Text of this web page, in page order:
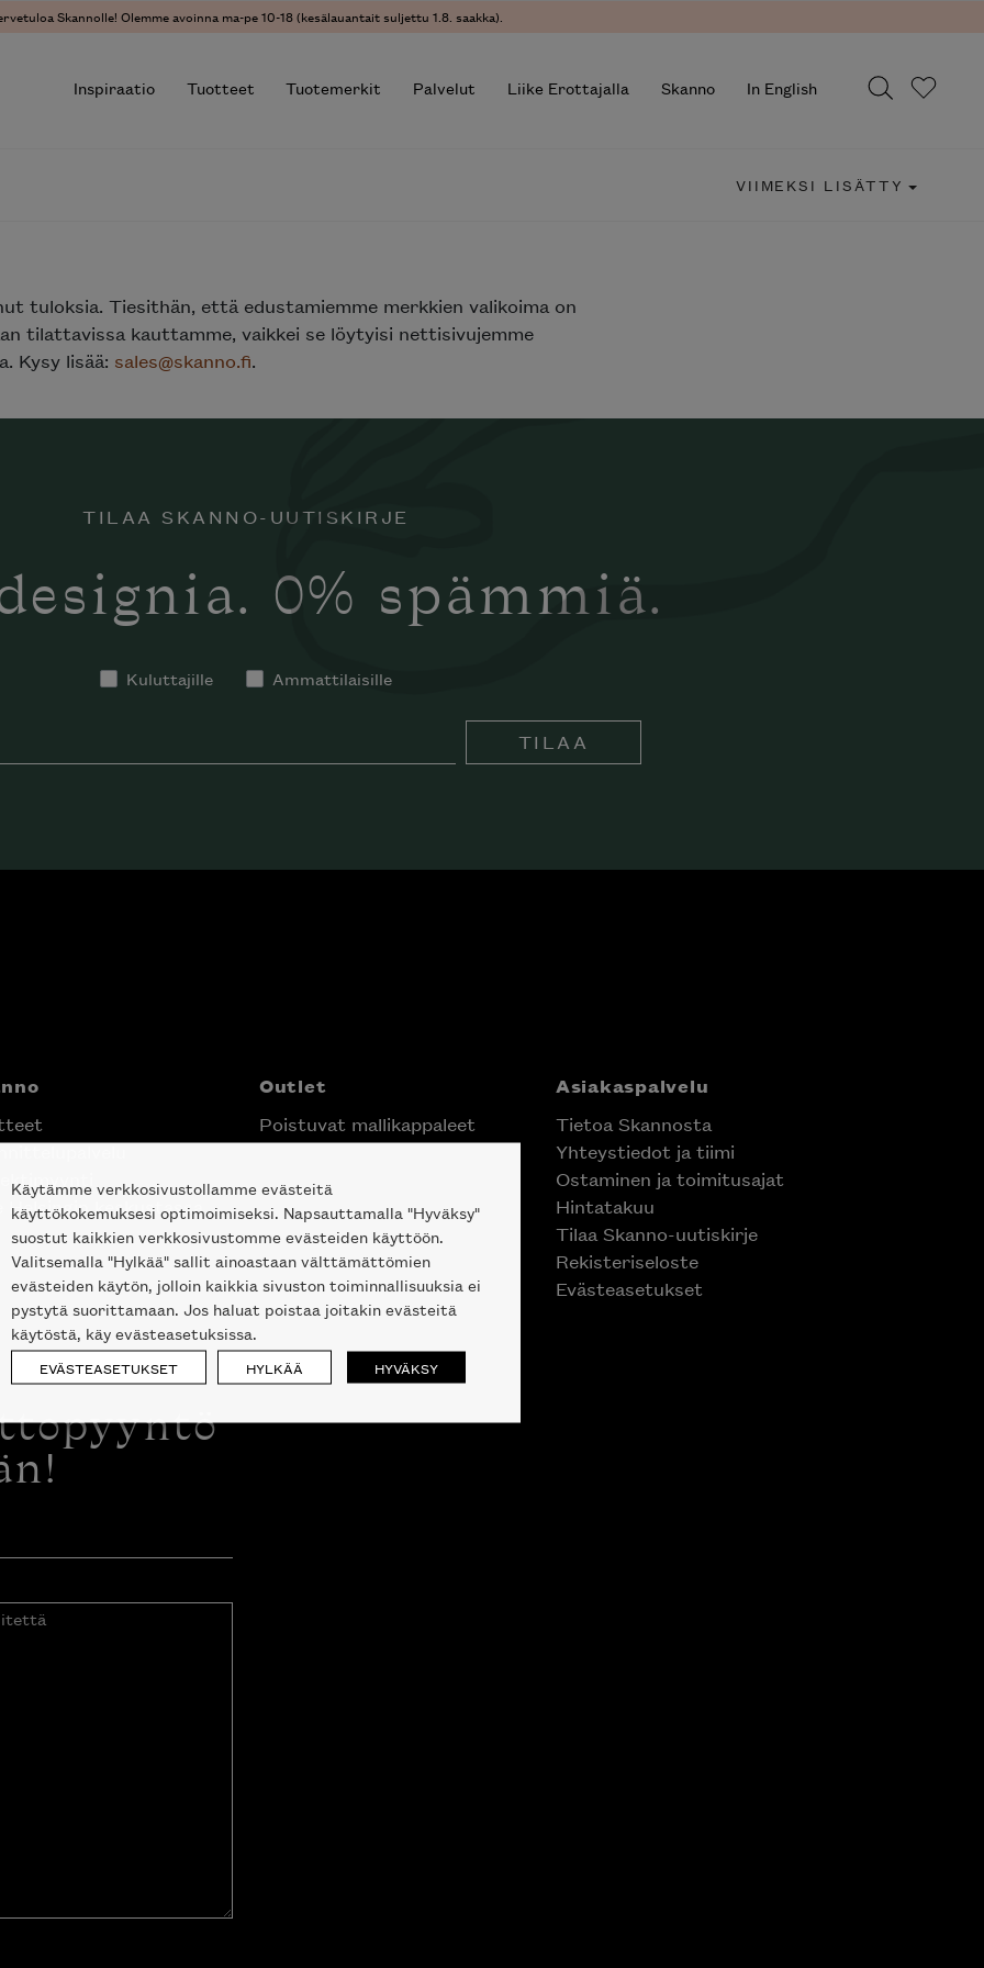
Skannolle! Olemme avoinna ma-pe 10-18 (kesälauantait suljettu 1.8. saakka).
Inspiraatio Tuotteet Tuotemerkit Palvelut Liike Erottajalla Skanno In English
VIIMEKSI LISÄTTY
tuloksia. Tiesithän, että edustamiemme merkkien valikoima on
tilattavissa kauttamme, vaikkei se löytyisi nettisivujemme
Kysy lisää: sales@skanno.fi.
TILAA SKANNO-UUTISKIRJE
0% spämmiä.
Kuluttajille Ammattilaisille
TILAA
Helsingin keskustassa
Outlet
Poistuvat mallikappaleet
Asiakaspalvelu
Tietoa Skannosta
Yhteystiedot ja tiimi
Ostaminen ja toimitusajat
Hintatakuu
Tilaa Skanno-uutiskirje
Rekisteriseloste
Evästeasetukset
Käytämme verkkosivustollamme evästeitä
käyttökokemuksesi optimoimiseksi. Napsauttamalla "Hyväksy"
suostut kaikkien verkkosivustomme evästeiden käyttöön.
Valitsemalla "Hylkää" sallit ainoastaan välttämättömien
evästeiden käytön, jolloin kaikkia sivuston toiminnallisuuksia ei
pystytä suorittamaan. Jos haluat poistaa joitakin evästeitä
käytöstä, käy evästeasetuksissa.
EVÄSTEASETUKSET HYLKÄÄ HYVÄKSY